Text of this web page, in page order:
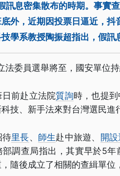
訊息密集散布的時期。事實
外，近期因投票日逼近，
學系教授陶振超指出，假訊
法委員選舉將至，國安單位
前赴立法院質詢時，也提
技、新手法來對台灣選民進
待里長、 師生赴中旅遊、 開
部調查局指出，其實早於5
隨後成立了相關的查緝單位